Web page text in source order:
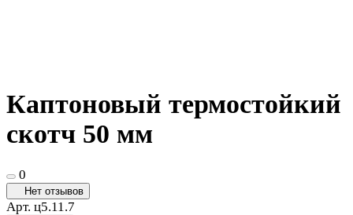
Каптоновый термостойкий
скотч 50 мм
0
Нет отзывов
Арт. ц5.11.7